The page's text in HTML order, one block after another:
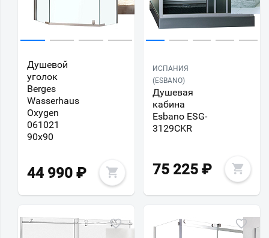
Душевой
уголок
Berges
Wasserhaus
Oxygen
061021
90x90
44 990 ₽
ИСПАНИЯ
(ESBANO)
Душевая
кабина
Esbano ESG-
3129CKR
75 225 ₽